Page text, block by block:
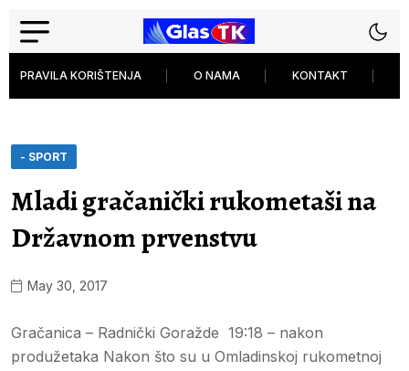
PRAVILA KORIŠTENJA O NAMA KONTAKT
- SPORT
Mladi gračanički rukometaši na
Državnom prvenstvu
May 30, 2017
Gračanica – Radnički Goražde 19:18 – nakon
produžetaka Nakon što su u Omladinskoj rukometnoj